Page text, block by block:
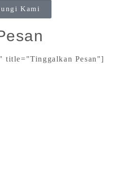
Kami
title="Tinggalkan Pesan"]